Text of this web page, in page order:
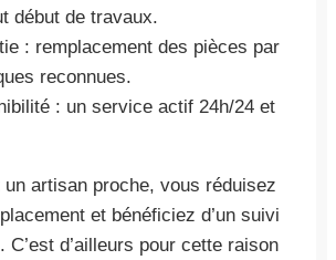
début de travaux.
: remplacement des pièces par
reconnues.
: un service actif 24h/24 et
artisan proche, vous réduisez
et bénéficiez d’un suivi
C’est d’ailleurs pour cette raison